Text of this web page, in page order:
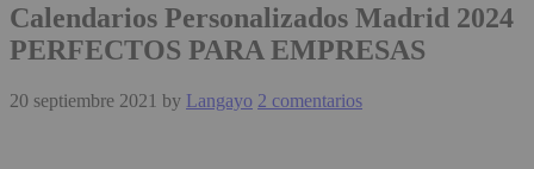
Calendarios Personalizados Madrid 2024
PERFECTOS PARA EMPRESAS
20 septiembre 2021 by Langayo 2 comentarios